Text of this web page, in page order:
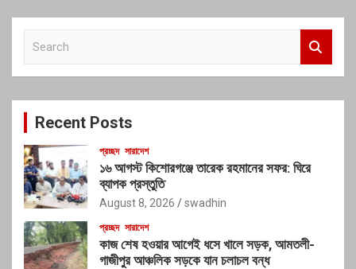
c
Recent Posts
প্রচ্ছদ সারাদেশ
১৬ আগস্ট কিশোরগঞ্জে তারেক রহমানের সফর: ঘিরে
ব্যাপক প্রস্তুতি
August 8, 2026 swadhin
প্রচ্ছদ সারাদেশ
কাজ শেষ হওয়ার আগেই ধসে খালে সড়ক, আমতলী-
গাজীপুর আঞ্চলিক সড়কে যান চলাচল বন্ধ